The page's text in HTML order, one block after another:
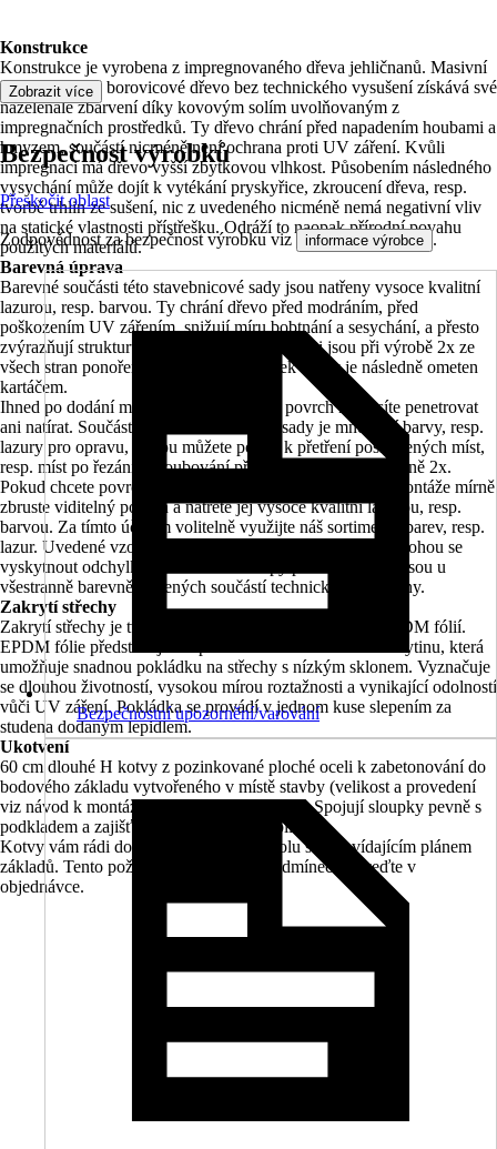
Konstrukce
Konstrukce je vyrobena z impregnovaného dřeva jehličnanů. Masivní
smrkové, resp. borovicové dřevo bez technického vysušení získává své
nazelenalé zbarvení díky kovovým solím uvolňovaným z
impregnačních prostředků. Ty dřevo chrání před napadením houbami a
hmyzem, součástí nicméně není ochrana proti UV záření. Kvůli
impregnaci má dřevo vyšší zbytkovou vlhkost. Působením následného
vysychání může dojít k vytékání pryskyřice, zkroucení dřeva, resp.
tvorbě trhlin ze sušení, nic z uvedeného nicméně nemá negativní vliv
na statické vlastnosti přístřešku. Odráží to naopak přírodní povahu
použitých materiálů.
Barevná úprava
Barevné součásti této stavebnicové sady jsou natřeny vysoce kvalitní
lazurou, resp. barvou. Ty chrání dřevo před modráním, před
poškozením UV zářením, snižují míru bobtnání a sesychání, a přesto
zvýrazňují strukturu dřeva. Jednotlivé součásti jsou při výrobě 2x ze
všech stran ponořeny do lazury a přebytek barvy je následně ometen
kartáčem.
Ihned po dodání můžete začít s montáží, povrch nemusíte penetrovat
ani natírat. Součástí každé stavebnicové sady je množství barvy, resp.
lazury pro opravu, kterou můžete použít k přetření poškozených míst,
resp. míst po řezání a šroubování při montáži, a to minimálně 2x.
Pokud chcete povrch ještě víc zdokonalit, po provedení montáže mírně
zbruste viditelný povrch a natřete jej vysoce kvalitní lazurou, resp.
barvou. Za tímto účelem volitelně využijte náš sortimentu barev, resp.
lazur. Uvedené vzorky barev se nemusí úplně shodovat, mohou se
vyskytnout odchylky v barevnosti. Stopy po usazeninách jsou u
všestranně barevně natřených součástí technicky podmíněny.
Zakrytí střechy
Zakrytí střechy je tvořeno 20mm střešním bedněním s EPDM fólií.
EPDM fólie představuje bezpečnou a trvanlivou střešní krytinu, která
umožňuje snadnou pokládku na střechy s nízkým sklonem. Vyznačuje
se dlouhou životností, vysokou mírou roztažnosti a vynikající odolností
vůči UV záření. Pokládka se provádí v jednom kuse slepením za
studena dodaným lepidlem.
Ukotvení
60 cm dlouhé H kotvy z pozinkované ploché oceli k zabetonování do
bodového základu vytvořeného v místě stavby (velikost a provedení
viz návod k montáži) jsou součástí dodávky. Spojují sloupky pevně s
podkladem a zajišťují vysokou míru stability.
Kotvy vám rádi dodáme na vyžádání spolu s odpovídajícím plánem
základů. Tento požadavek prosím bezpodmínečně uveďte v
objednávce.
Zobrazit více
Bezpečnost výrobků
Přeskočit oblast
Zodpovědnost za bezpečnost výrobku viz informace výrobce .
Bezpečnostní upozornění/varování